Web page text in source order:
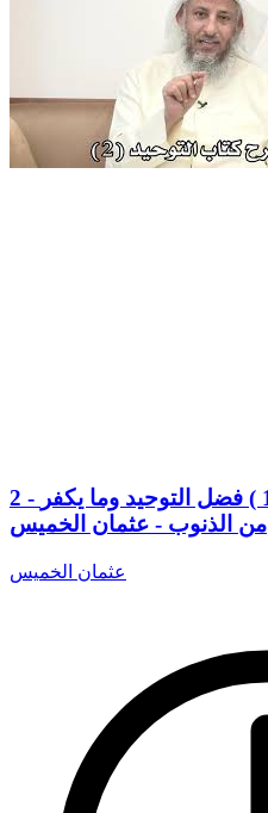
2 - شرح كتاب التوحيد الباب ( 1 ) فضل التوحيد وما يكفر
من الذنوب - عثمان الخميس
عثمان الخميس